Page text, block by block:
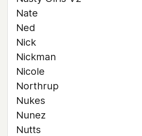
Nate
Ned
Nick
Nickman
Nicole
Northrup
Nukes
Nunez
Nutts